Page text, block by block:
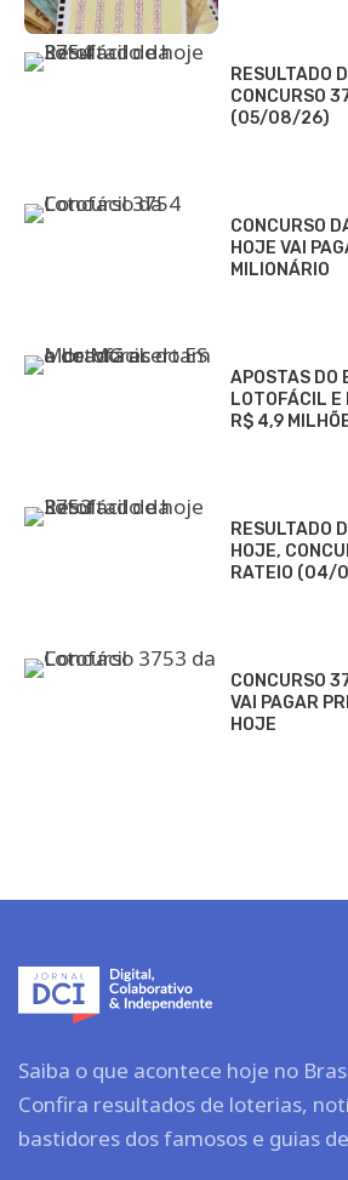
RESULTADO
CONCURSO
(05/08/26)
CONCURSO
HOJE VAI
MILIONÁRIO
APOSTAS DO
LOTOFÁCIL E
R$ 4,9
RESULTADO
HOJE,
RATEIO (04/
CONCURSO
VAI PAGAR
HOJE
Saiba o que acontece hoje no
Confira resultados de loterias,
bastidores dos famosos e guias